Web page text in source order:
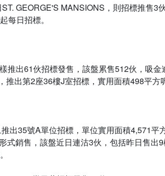
GEORGE'S MANSIONS，則招標推售3
每日招標。
推出61伙招標發售，該盤累售512伙，吸
出第2座36樓J室招標，實用面積498平方
出35號A單位招標，單位實用面積4,571
式銷售，該盤近日連沽3伙，包括昨日售